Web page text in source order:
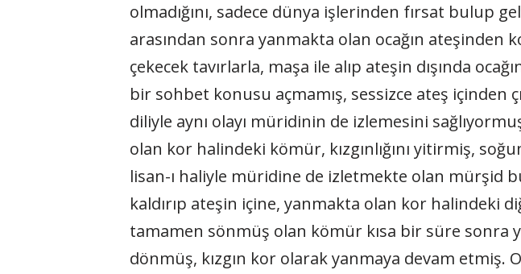
olmadığını, sadece dünya işlerinden fırsat bulup
arasından sonra yanmakta olan ocağın
çekecek tavırlarla, maşa ile alıp ateşin dışında
bir sohbet konusu açmamış, sessizce ateş içinden
diliyle aynı olayı müridinin de izlemesini
olan kor halindeki kömür, kızgınlığını yitirmiş,
lisan-ı haliyle müridine de izletmekte olan mürşid
kaldırıp ateşin içine, yanmakta olan kor halindeki
tamamen sönmüş olan kömür kısa bir süre sonra
dönmüş, kızgın kor olarak yanmaya devam